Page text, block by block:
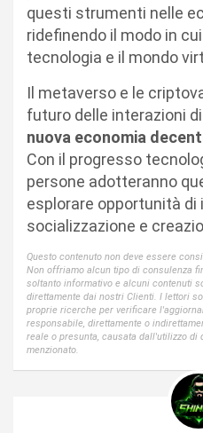
questi strumenti nelle
ridefinendo il modo in
tecnologia e il mondo
Il metaverso e le
futuro delle interazioni
nuova economia
Con il progresso
persone adotteranno
esplorare opportunità
socializzazione e
Questo contenuto non deve essere
Non offriamo alcun tipo di consulenza
soltanto informativo e alcuni contenuti
direttamente dai nostri Clienti. I lettori
proprie ricerche per verificare
responsabile, direttamente o
reale o presunta, causata dall'utilizzo di
menzionato.